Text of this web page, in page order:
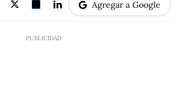
Agregar a Google